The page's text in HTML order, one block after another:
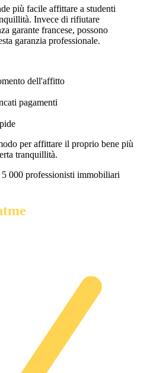
più facile affittare a studenti
Invece di rifiutare
garante francese, possono
garanzia professionale.
dell'affitto
pagamenti
per affittare il proprio bene più
tranquillità.
000 professionisti immobiliari